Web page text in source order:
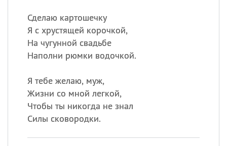
Сделаю картошечку
Я с хрустящей корочкой,
На чугунной свадьбе
Наполни рюмки водочкой.
Я тебе желаю, муж,
Жизни со мной легкой,
Чтобы ты никогда не знал
Силы сковородки.